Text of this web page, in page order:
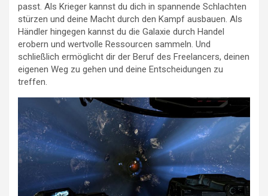
passt. Als Krieger kannst du dich in spannende Schlachten
stürzen und deine Macht durch den Kampf ausbauen. Als
Händler hingegen kannst du die Galaxie durch Handel
erobern und wertvolle Ressourcen sammeln. Und
schließlich ermöglicht dir der Beruf des Freelancers, deinen
eigenen Weg zu gehen und deine Entscheidungen zu
treffen.